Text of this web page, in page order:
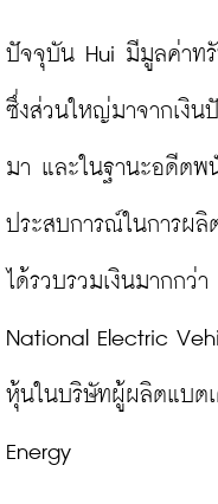
ปัจจุบัน Hui มีมูลค่าท
ซึ่งส่วนใหญ่มาจากเงิน
มา และในฐานะอดีตพ
ประสบการณ์ในการผลิ
ได้รวบรวมเงินมากกว่
National Electric
หุ้นในบริษัทผู้ผลิตแบตเ
Energy